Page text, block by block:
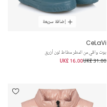
إضافة سريعة
CeLaVi
بوت واقي من المطر مطاط لون أزرق
UK£ 31.00
UK£ 16.00